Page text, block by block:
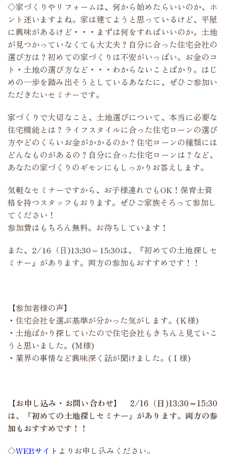
◇家づくりやリフォームは、何から始めたらいいのか、ホ
ント迷いますよね。家は建てようと思っているけど、平屋
に興味があるけど・・・まずは何をすればいいのか。土地
が見つかっていなくても大丈夫？自分に合った住宅会社の
選び方は？初めての家づくりは不安がいっぱい。お金のコ
ト・土地の選び方など・・・わからないことばかり。はじ
めの一歩を踏み出そうとしているあなたに、ぜひご参加い
ただきたいセミナーです。
家づくりで大切なこと、土地選びについて、本当に必要な
住宅機能とは？ライフスタイルに合った住宅ローンの選び
方やどのくらいお金がかかるのか？住宅ローンの種類には
どんなものがあるの？自分に合った住宅ローンは？など、
あなたの家づくりのギモンにもしっかりお答えします。
気軽なセミナーですから、お子様連れでもOK！保育士資
格を持つスタッフもおります。ぜひご家族そろって参加し
てください！
参加費はもちろん無料。お待ちしています！
また、2/16（日)13:30～15:30は、『初めての土地探しセ
ミナー』があります。両方の参加もおすすめです！！
【参加者様の声】
・住宅会社を選ぶ基準が分かった気がします。(Ｋ様)
・土地ばかり探していたので住宅会社もきちんと見ていこ
うと思いました。(Ｍ様)
・業界の事情など興味深く話が聞けました。(Ｉ様)
【お申し込み・お問い合わせ】 2/16（日)13:30～15:30
は、『初めての土地探しセミナー』があります。両方の参
加もおすすめです！！
◇WEBサイト よりお申し込みください。